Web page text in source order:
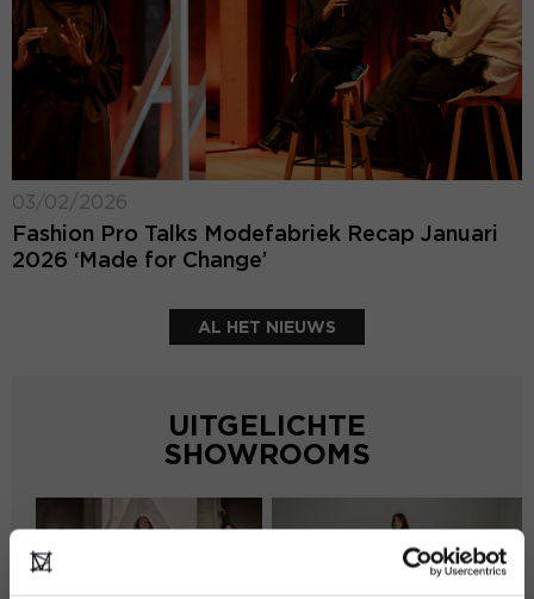
03/02/2026
Fashion Pro Talks Modefabriek Recap Januari
2026 ‘Made for Change’
AL HET NIEUWS
UITGELICHTE
SHOWROOMS